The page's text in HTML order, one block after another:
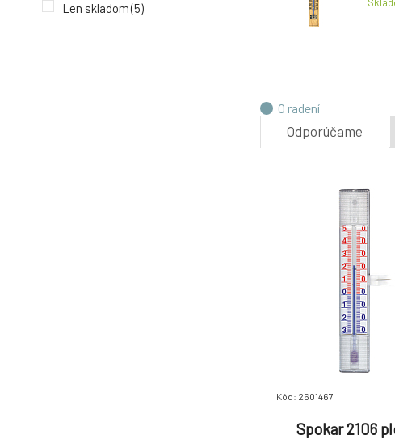
Len skladom(5)
O radení
Odporúčame
Kód: 2601467
Spokar 2106